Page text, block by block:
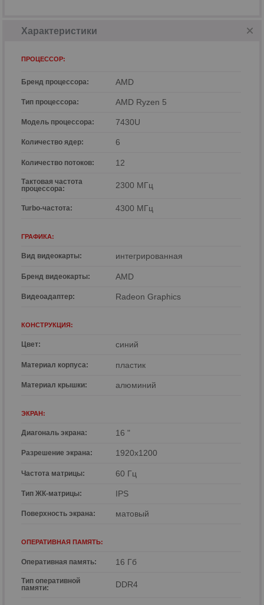
Характеристики
ПРОЦЕССОР:
Бренд процессора: AMD
Тип процессора: AMD Ryzen 5
Модель процессора: 7430U
Количество ядер: 6
Количество потоков: 12
Тактовая частота
процессора:
2300 МГц
Turbo-частота: 4300 МГц
ГРАФИКА:
Вид видеокарты: интегрированная
Бренд видеокарты: AMD
Видеоадаптер: Radeon Graphics
КОНСТРУКЦИЯ:
Цвет: синий
Материал корпуса: пластик
Материал крышки: алюминий
ЭКРАН:
Диагональ экрана: 16 "
Разрешение экрана: 1920x1200
Частота матрицы: 60 Гц
Тип ЖК-матрицы: IPS
Поверхность экрана: матовый
ОПЕРАТИВНАЯ ПАМЯТЬ:
Оперативная память: 16 Гб
Тип оперативной
памяти:
DDR4